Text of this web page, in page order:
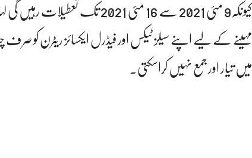
مہینے کے لیے اپنے سیلز ٹیکس اور فیڈرل ایکسائز ریٹرن کو
میں تیار اور جمع نہیں کراسکتی۔